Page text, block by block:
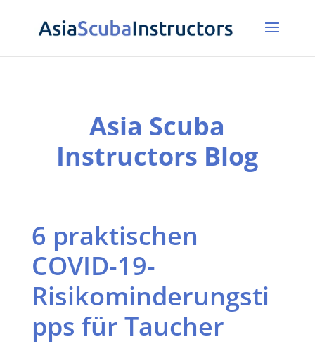
Asia Scuba
Instructors Blog
6 praktischen
COVID-19-
Risikominderungsti
pps für Taucher